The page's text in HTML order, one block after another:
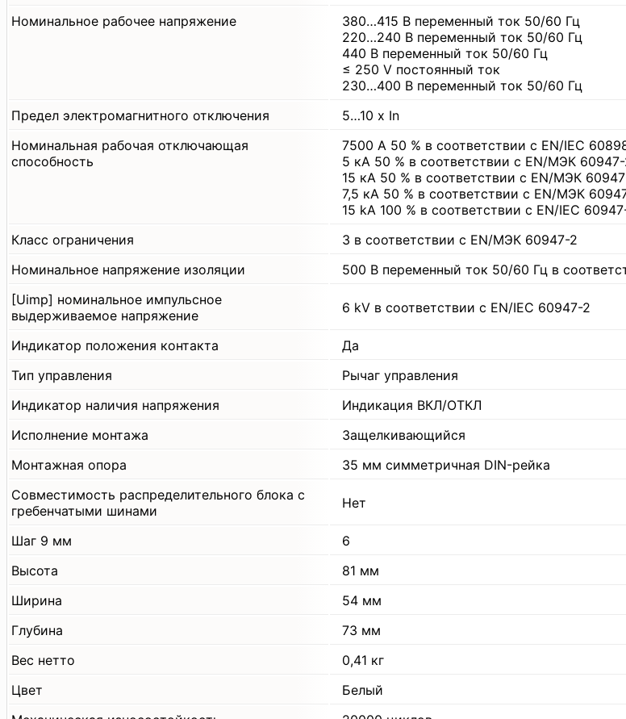
Номинальное рабочее напряжение
380…415 В переменный ток 50/60 Гц
220…240 В переменный ток 50/60 Гц
440 В переменный ток 50/60 Гц
≤ 250 V постоянный ток
230…400 В переменный ток 50/60 Гц
Предел электромагнитного отключения
5…10 x In
Номинальная рабочая отключающая
способность
7500 А 50 % в соответствии с EN/IEC
5 кА 50 % в соответствии с EN/МЭК
15 кА 50 % в соответствии с EN/МЭК
7,5 кА 50 % в соответствии с EN/МЭК
15 kA 100 % в соответствии с EN/IEC
Класс ограничения
3 в соответствии с EN/МЭК 60947-2
Номинальное напряжение изоляции
500 В переменный ток 50/60 Гц в
[Uimp] номинальное импульсное
выдерживаемое напряжение
6 kV в соответствии с EN/IEC 60947-2
Индикатор положения контакта
Да
Тип управления
Рычаг управления
Индикатор наличия напряжения
Индикация ВКЛ/ОТКЛ
Исполнение монтажа
Защелкивающийся
Монтажная опора
35 мм симметричная DIN-рейка
Совместимость распределительного блока с
гребенчатыми шинами
Нет
Шаг 9 мм
6
Высота
81 мм
Ширина
54 мм
Глубина
73 мм
Вес нетто
0,41 кг
Цвет
Белый